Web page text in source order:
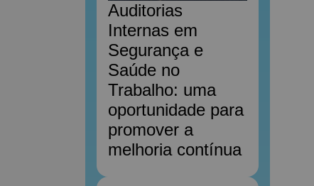
Auditorias
Internas em
Segurança e
Saúde no
Trabalho: uma
oportunidade para
promover a
melhoria contínua